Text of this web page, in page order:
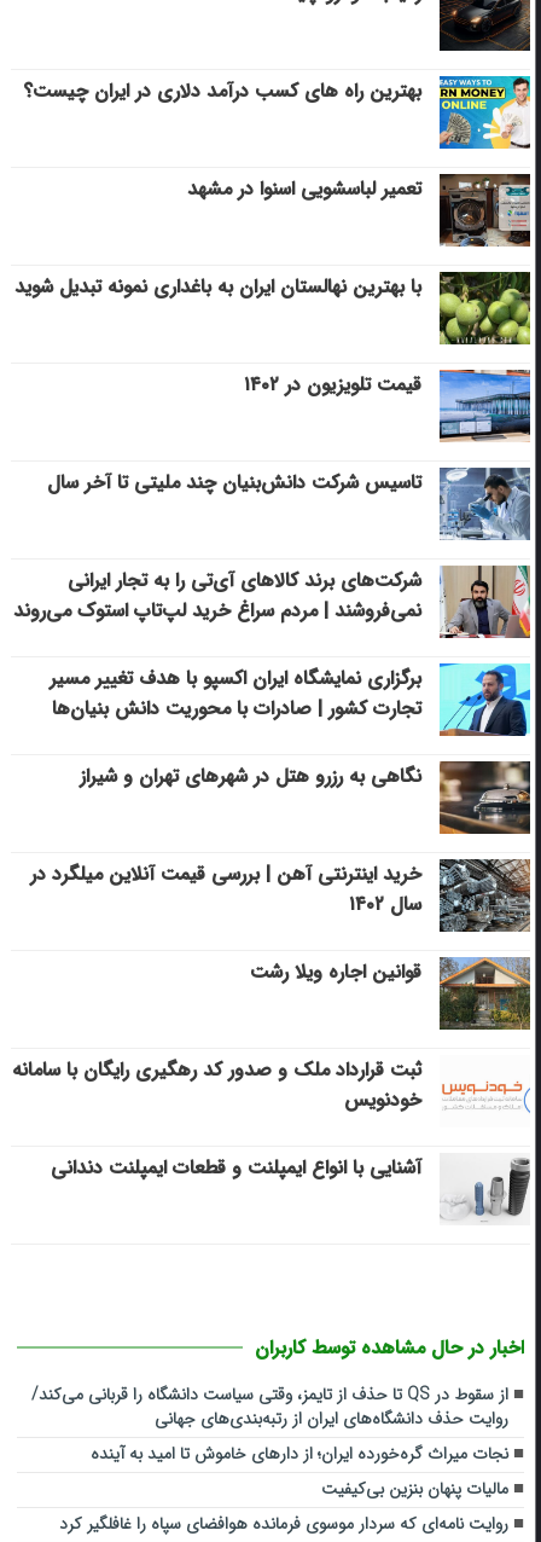
بهترین راه های کسب درآمد دلاری در ایران چیست؟
تعمیر لباسشویی اسنوا در مشهد
با بهترین نهالستان ایران به باغداری نمونه تبدیل شوید
قیمت تلویزیون در ۱۴۰۲
تاسیس شرکت دانش‌بنیان چند ملیتی تا آخر سال
شرکت‌های برند کالاهای آی‌تی را به تجار ایرانی
نمی‌فروشند | مردم سراغ خرید لپ‌تاپ استوک می‌روند
برگزاری نمایشگاه ایران اکسپو با هدف تغییر مسیر
تجارت کشور | صادرات با محوریت دانش بنیان‌ها
نگاهی به رزرو هتل در شهرهای تهران و شیراز
خرید اینترنتی آهن | بررسی قیمت آنلاین میلگرد در
سال ۱۴۰۲
قوانین اجاره ویلا رشت
ثبت قرارداد ملک و صدور کد رهگیری رایگان با سامانه
خودنویس
آشنایی با انواع ایمپلنت و قطعات ایمپلنت دندانی
اخبار در حال مشاهده توسط کاربران
از سقوط در QS تا حذف از تایمز، وقتی سیاست دانشگاه را قربانی می‌کند/
روایت حذف دانشگاه‌های ایران از رتبه‌بندی‌های جهانی
نجات میراث گره‌خورده ایران؛ از دارهای خاموش تا امید به آینده
مالیات پنهان بنزین بی‌کیفیت
روایت نامه‌ای که سردار موسوی فرمانده هوافضای سپاه را غافلگیر کرد